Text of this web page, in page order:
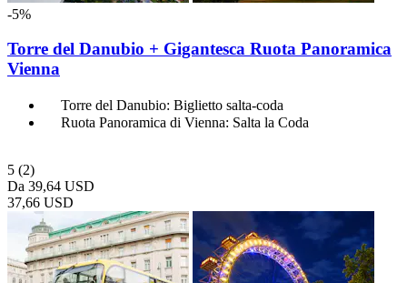
-5%
Torre del Danubio + Gigantesca Ruota Panoramica
Vienna
Torre del Danubio: Biglietto salta-coda
Ruota Panoramica di Vienna: Salta la Coda
5 (2)
Da 39,64 USD
37,66 USD